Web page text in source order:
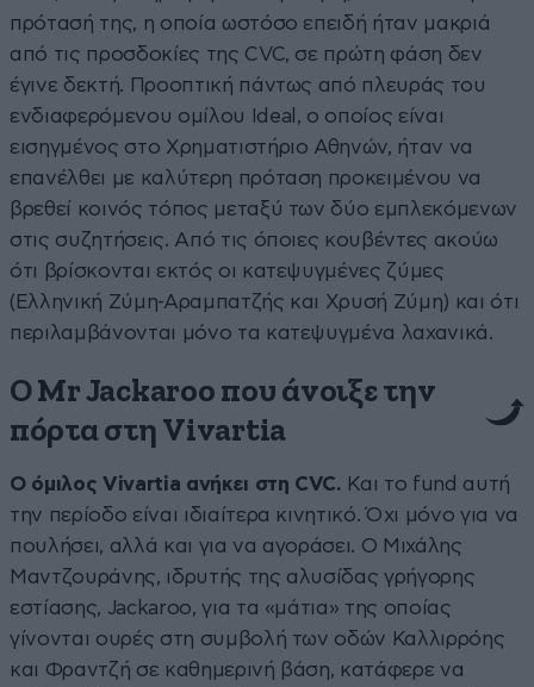
πρότασή της, η οποία ωστόσο επειδή ήταν μακριά
από τις προσδοκίες της CVC, σε πρώτη φάση δεν
έγινε δεκτή. Προοπτική πάντως από πλευράς του
ενδιαφερόμενου ομίλου Ideal, ο οποίος είναι
εισηγμένος στο Χρηματιστήριο Αθηνών, ήταν να
επανέλθει με καλύτερη πρόταση προκειμένου να
βρεθεί κοινός τόπος μεταξύ των δύο εμπλεκόμενων
στις συζητήσεις. Από τις όποιες κουβέντες ακούω
ότι βρίσκονται εκτός οι κατεψυγμένες ζύμες
(Ελληνική Ζύμη-Αραμπατζής και Χρυσή Ζύμη) και ότι
περιλαμβάνονται μόνο τα κατεψυγμένα λαχανικά.
Ο Mr Jackaroo που άνοιξε την
πόρτα στη Vivartia
Ο όμιλος Vivartia ανήκει στη CVC. Και το fund αυτή
την περίοδο είναι ιδιαίτερα κινητικό. Όχι μόνο για να
πουλήσει, αλλά και για να αγοράσει. Ο Μιχάλης
Μαντζουράνης, ιδρυτής της αλυσίδας γρήγορης
εστίασης, Jackaroo, για τα «μάτια» της οποίας
γίνονται ουρές στη συμβολή των οδών Καλλιρρόης
και Φραντζή σε καθημερινή βάση, κατάφερε να